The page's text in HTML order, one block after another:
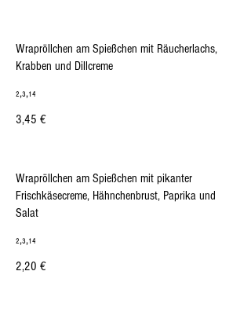
Wrapröllchen am Spießchen mit Räucherlachs,
Krabben und Dillcreme
₂,₃,₁₄
3,45 €
Wrapröllchen am Spießchen mit pikanter
Frischkäsecreme, Hähnchenbrust, Paprika und
Salat
₂,₃,₁₄
2,20 €